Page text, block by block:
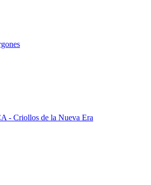
- Criollos de la Nueva Era